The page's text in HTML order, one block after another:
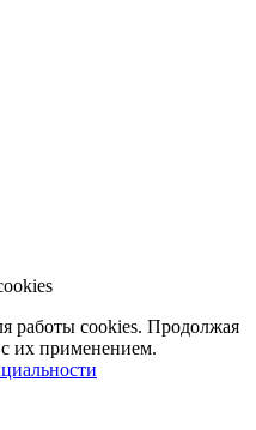
работы cookies. Продолжая
с их применением.